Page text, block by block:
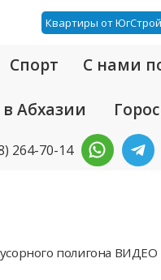
Квартиры от
Спорт С нами
Абхазии
264-70-14
полигона ВИДЕО